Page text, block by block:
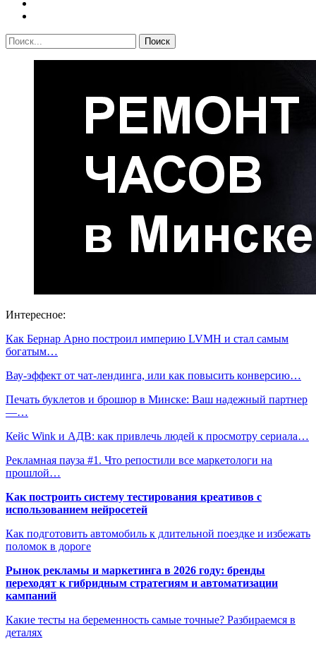
Интересное:
Как Бернар Арно построил империю LVMH и стал самым
богатым…
Вау-эффект от чат-лендинга, или как повысить конверсию…
Печать буклетов и брошюр в Минске: Ваш надежный партнер
—…
Кейс Wink и АДВ: как привлечь людей к просмотру сериала…
Рекламная пауза #1. Что репостили все маркетологи на
прошлой…
Как построить систему тестирования креативов с
использованием нейросетей
Как подготовить автомобиль к длительной поездке и избежать
поломок в дороге
Рынок рекламы и маркетинга в 2026 году: бренды
переходят к гибридным стратегиям и автоматизации
кампаний
Какие тесты на беременность самые точные? Разбираемся в
деталях